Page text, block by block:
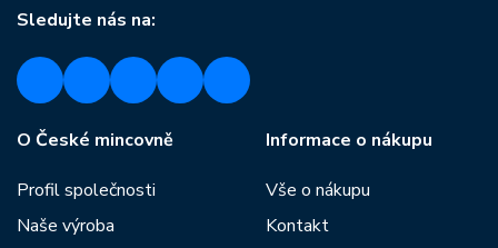
Sledujte nás na:
O České mincovně
Profil společnosti
Naše výroba
Informace o nákupu
Vše o nákupu
Kontakt